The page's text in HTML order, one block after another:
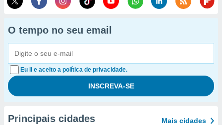
O tempo no seu email
Eu li e aceito a política de privacidade.
Principais cidades Mais cidades